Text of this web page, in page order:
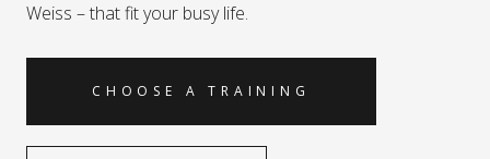
Weiss –that fit your busy life.
CHOOSE A TRAINING